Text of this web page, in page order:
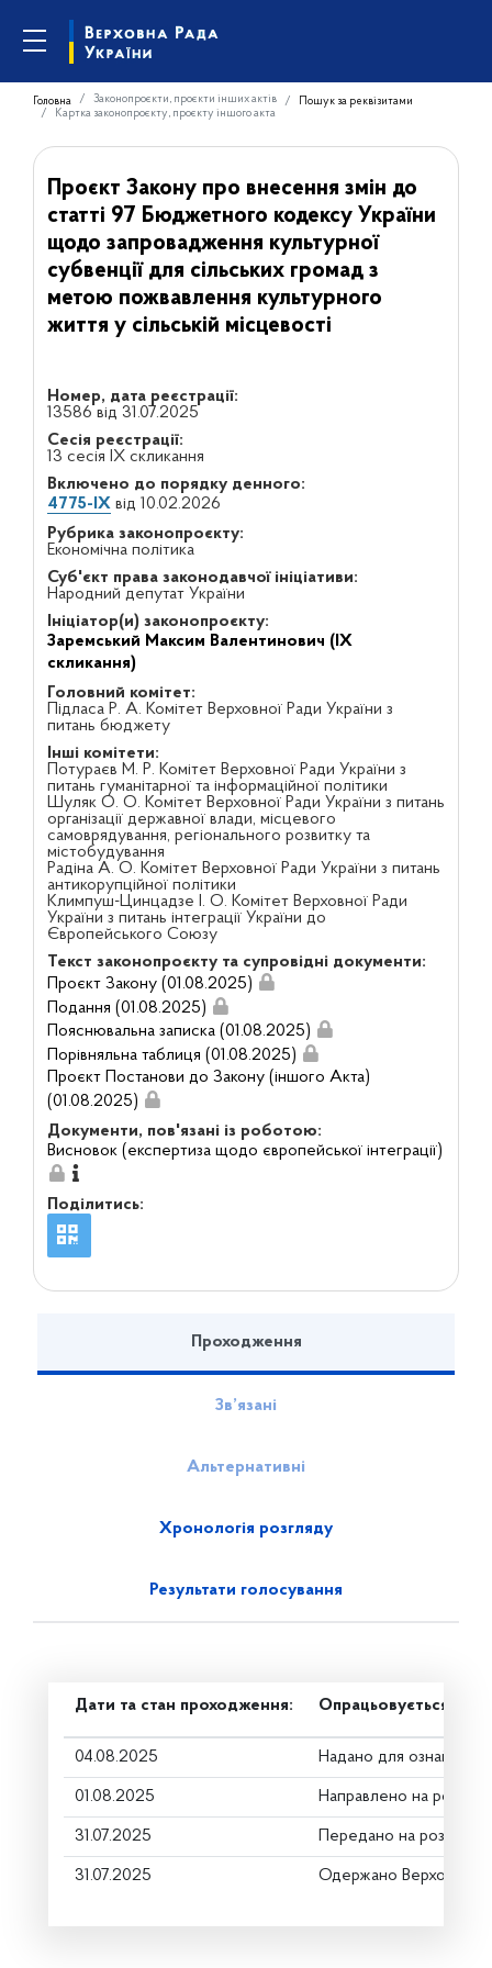
Головна Законопроєкти, проєкти інших актів
Пошук за реквізитами
Картка законопроєкту, проєкту іншого акта
Проєкт Закону про внесення змін до
статті 97 Бюджетного кодексу України
щодо запровадження культурної
субвенції для сільських громад з
метою пожвавлення культурного
життя у сільській місцевості
Номер, дата реєстрації:
13586 від 31.07.2025
Сесія реєстрації:
13 сесія IX скликання
Включено до порядку денного:
4775-IXвід 10.02.2026
Рубрика законопроєкту:
Економічна політика
Суб'єкт права законодавчої ініціативи:
Народний депутат України
Ініціатор(и) законопроєкту:
Заремський Максим Валентинович (IX
скликання)
Головний комітет:
Підласа Р. А. Комітет Верховної Ради України з
питань бюджету
Інші комітети:
Потураєв М. Р. Комітет Верховної Ради України з
питань гуманітарної та інформаційної політики
Шуляк О. О. Комітет Верховної Ради України з питань
організації державної влади, місцевого
самоврядування, регіонального розвитку та
містобудування
Радіна А. О. Комітет Верховної Ради України з питань
антикорупційної політики
Климпуш-Цинцадзе І. О. Комітет Верховної Ради
України з питань інтеграції України до
Європейського Союзу
Текст законопроєкту та супровідні документи:
Проєкт Закону (01.08.2025)
Подання (01.08.2025)
Пояснювальна записка (01.08.2025)
Порівняльна таблиця (01.08.2025)
Проєкт Постанови до Закону (іншого Акта)
(01.08.2025)
Документи, пов'язані із роботою:
Висновок (експертиза щодо європейської інтеграції)
Поділитись:
Проходження
Зв’язані
Альтернативні
Хронологія розгляду
Результати голосування
Дати та стан проходження: Опрацьовується в
04.08.2025 Надано для
01.08.2025 Направлено на
31.07.2025 Передано на розгляд
31.07.2025 Одержано Верховною